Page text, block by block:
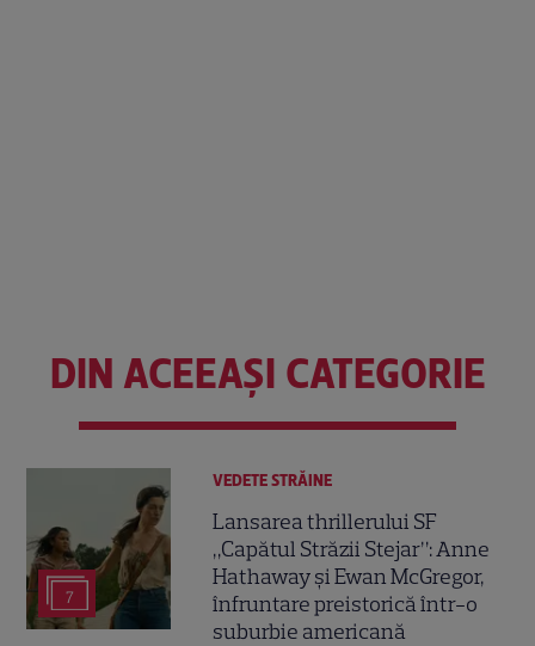
DIN ACEEAȘI CATEGORIE
7
VEDETE STRĂINE
Lansarea thrillerului SF
„Capătul Străzii Stejar”: Anne
Hathaway și Ewan McGregor,
înfruntare preistorică într-o
suburbie americană